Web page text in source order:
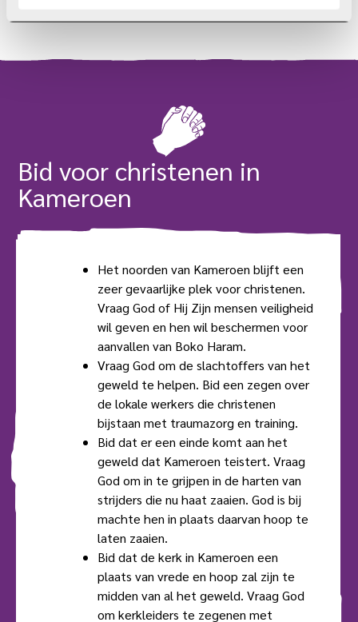
Bid voor christenen in
Kameroen
Het noorden van Kameroen blijft een
zeer gevaarlijke plek voor christenen.
Vraag God of Hij Zijn mensen veiligheid
wil geven en hen wil beschermen voor
aanvallen van Boko Haram.
Vraag God om de slachtoffers van het
geweld te helpen. Bid een zegen over
de lokale werkers die christenen
bijstaan met traumazorg en training.
Bid dat er een einde komt aan het
geweld dat Kameroen teistert. Vraag
God om in te grijpen in de harten van
strijders die nu haat zaaien. God is bij
machte hen in plaats daarvan hoop te
laten zaaien.
Bid dat de kerk in Kameroen een
plaats van vrede en hoop zal zijn te
midden van al het geweld. Vraag God
om kerkleiders te zegenen met